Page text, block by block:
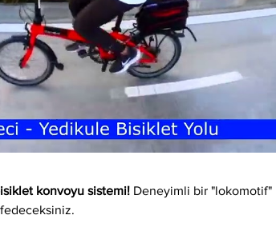
konvoyu sistemi! Deneyimli bir "lokomotif"